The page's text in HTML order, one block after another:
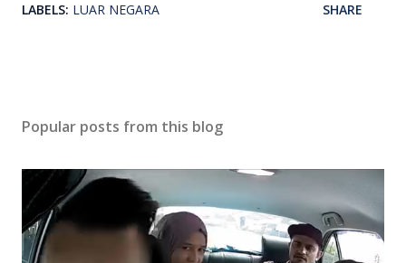
LABELS: LUAR NEGARA SHARE
Popular posts from this blog